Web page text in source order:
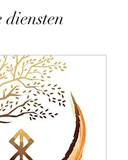
diensten